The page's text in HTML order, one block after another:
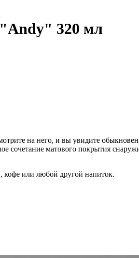
320 мл
на него, и вы увидите
сочетание матового покрытия
кофе или любой другой напиток.